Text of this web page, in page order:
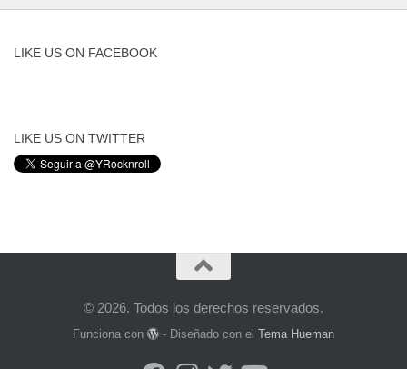
LIKE US ON FACEBOOK
LIKE US ON TWITTER
© 2026. Todos los derechos reservados.
Funciona con - Diseñado con elTema Hueman